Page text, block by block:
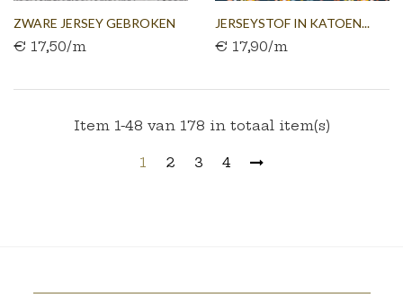
ZWARE JERSEY GEBROKEN
WIT...
€ 17,50/m
JERSEYSTOF IN KATOEN...
€ 17,90/m
Item 1-48 van 178 in totaal item(s)
1 2 3 4